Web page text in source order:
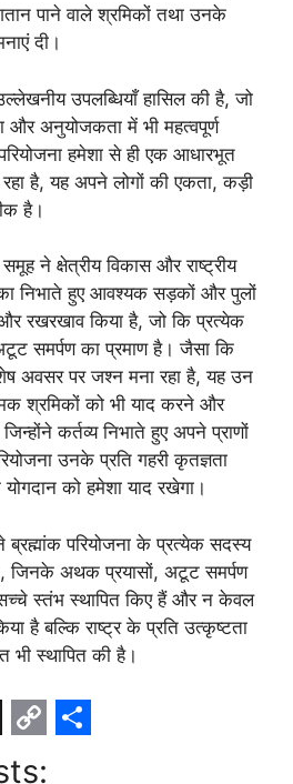
पाने वाले श्रमिकों तथा उनके
दी।
उपलब्धियाँ हासिल की है, जो
और अनुयोजकता में भी महत्वपूर्ण
हमेशा से ही एक आधारभूत
है, यह अपने लोगों की एकता, कड़ी
है।
ने क्षेत्रीय विकास और राष्ट्रीय
निभाते हुए आवश्यक सड़कों और पुलों
रखरखाव किया है, जो कि प्रत्येक
समर्पण का प्रमाण है। जैसा कि
अवसर पर जश्न मना रहा है, यह उन
श्रमिकों को भी याद करने और
कर्तव्य निभाते हुए अपने प्राणों
उनके प्रति गहरी कृतज्ञता
को हमेशा याद रखेगा।
ब्रह्मांक परियोजना के प्रत्येक सदस्य
जिनके अथक प्रयासों, अटूट समर्पण
स्तंभ स्थापित किए हैं और न केवल
है बल्कि राष्ट्र के प्रति उत्कृष्टता
भी स्थापित की है।
C